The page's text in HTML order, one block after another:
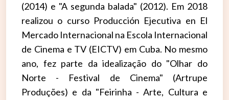
(2014) e "A segunda balada" (2012). Em 2018
realizou o curso Producción Ejecutiva en El
Mercado Internacional na Escola Internacional
de Cinema e TV (EICTV) em Cuba. No mesmo
ano, fez parte da idealização do "Olhar do
Norte - Festival de Cinema" (Artrupe
Produções) e da "Feirinha - Arte, Cultura e